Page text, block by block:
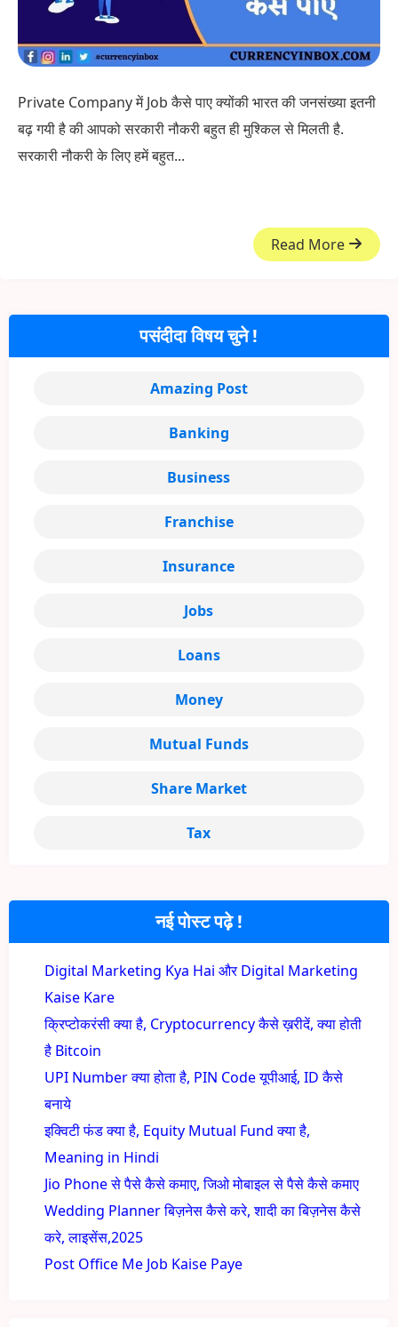
Private Company में Job कैसे पाए क्योंकी भारत की जनसंख्या इतनी
बढ़ गयी है की आपको सरकारी नौकरी बहुत ही मुश्किल से मिलती है.
सरकारी नौकरी के लिए हमें बहुत...
Read More
नई पोस्ट पढ़े !
Digital Marketing Kya Hai और Digital Marketing
Kaise Kare
क्रिप्टोकरंसी क्या है, Cryptocurrency कैसे ख़रीदें, क्या होती
है Bitcoin
UPI Number क्या होता है, PIN Code यूपीआई, ID कैसे
बनाये
इक्विटी फंड क्या है, Equity Mutual Fund क्या है,
Meaning in Hindi
Jio Phone से पैसे कैसे कमाए, जिओ मोबाइल से पैसे कैसे कमाए
Wedding Planner बिज़नेस कैसे करे, शादी का बिज़नेस कैसे
करे, लाइसेंस,2025
Post Office Me Job Kaise Paye
पसंदीदा विषय चुने !
Amazing Post
Banking
Business
Franchise
Insurance
Jobs
Loans
Money
Mutual Funds
Share Market
Tax